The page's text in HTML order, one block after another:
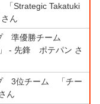
Strategic Takatuki
ん
準優勝チーム
- 先鋒 ポテパン さ
3位チーム 「チー
ん